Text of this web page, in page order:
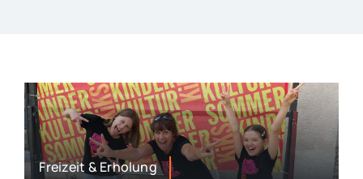
Freizeit & Erholung